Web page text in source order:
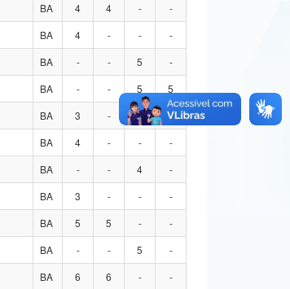
BA 4 4 -
-
BA 4 - -
-
BA - - 5
-
BA - - 5
5
BA 3 - -
-
BA 4 - -
-
BA - - 4
-
BA 3 - -
-
BA 5 5 -
-
BA - - 5
-
BA 6 6 -
-